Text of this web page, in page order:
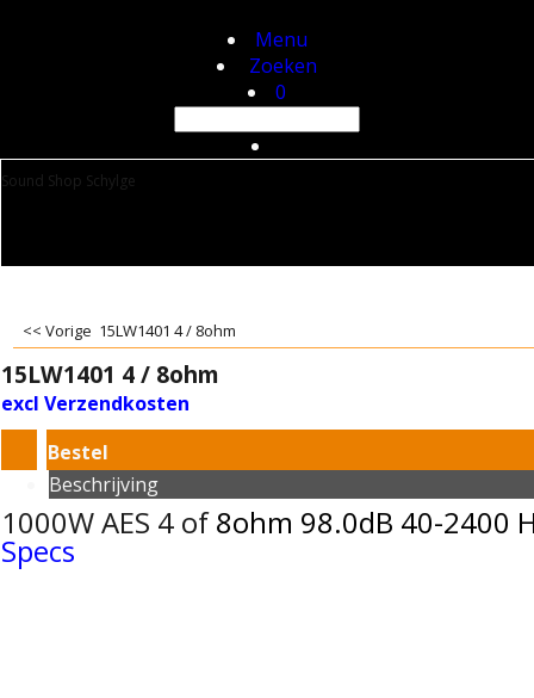
Menu
Zoeken
0
Sound Shop Schylge
<< Vorige 15LW1401 4 / 8ohm
15LW1401 4 / 8ohm
excl Verzendkosten
Bestel
Beschrijving
1000W AES 4 of8ohm 98.0dB 40-2400
Specs